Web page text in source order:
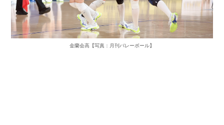
金蘭会高【写真：月刊バレーボール】